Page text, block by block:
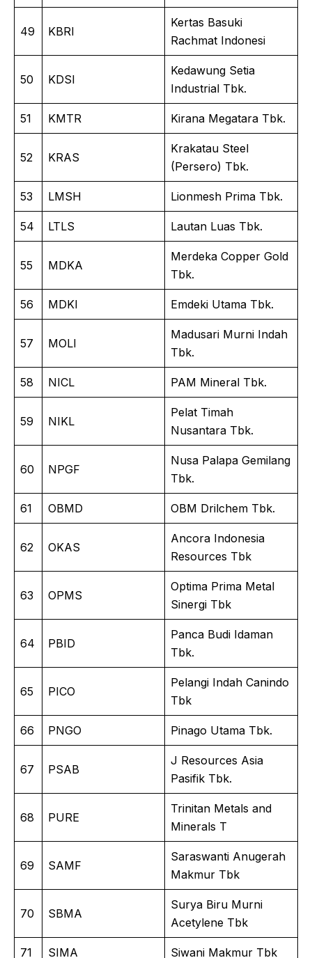
49 KBRI
Kertas Basuki
Rachmat Indonesi
50 KDSI
Kedawung Setia
Industrial Tbk.
51 KMTR Kirana Megatara Tbk.
52 KRAS
Krakatau Steel
(Persero) Tbk.
53 LMSH Lionmesh Prima Tbk.
54 LTLS Lautan Luas Tbk.
55 MDKA
Merdeka Copper Gold
Tbk.
56 MDKI Emdeki Utama Tbk.
57 MOLI
Madusari Murni Indah
Tbk.
58 NICL PAM Mineral Tbk.
59 NIKL
Pelat Timah
Nusantara Tbk.
60 NPGF
Nusa Palapa Gemilang
Tbk.
61 OBMD OBM Drilchem Tbk.
62 OKAS
Ancora Indonesia
Resources Tbk
63 OPMS
Optima Prima Metal
Sinergi Tbk
64 PBID
Panca Budi Idaman
Tbk.
65 PICO
Pelangi Indah Canindo
Tbk
66 PNGO Pinago Utama Tbk.
67 PSAB
J Resources Asia
Pasifik Tbk.
68 PURE
Trinitan Metals and
Minerals T
69 SAMF
Saraswanti Anugerah
Makmur Tbk
70 SBMA
Surya Biru Murni
Acetylene Tbk
71 SIMA Siwani Makmur Tbk